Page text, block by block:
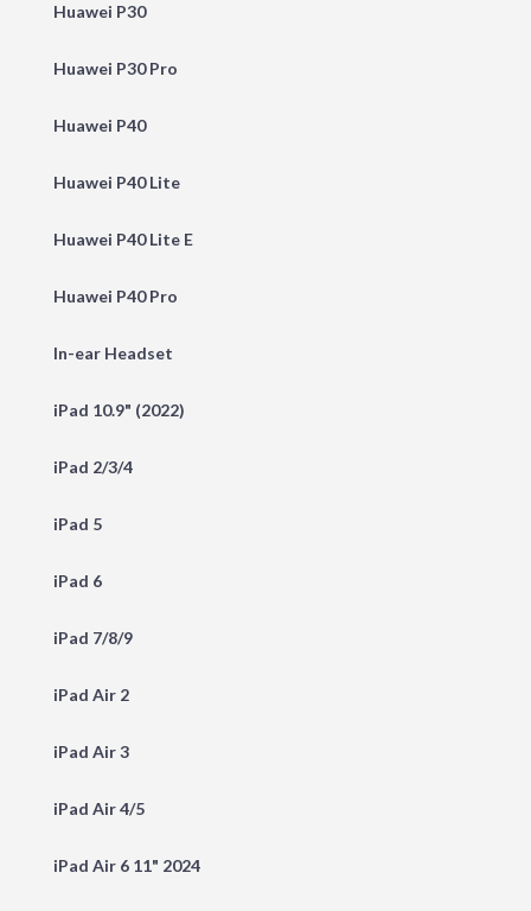
Huawei P30
Huawei P30 Pro
Huawei P40
Huawei P40 Lite
Huawei P40 Lite E
Huawei P40 Pro
In-ear Headset
iPad 10.9" (2022)
iPad 2/3/4
iPad 5
iPad 6
iPad 7/8/9
iPad Air 2
iPad Air 3
iPad Air 4/5
iPad Air 6 11" 2024